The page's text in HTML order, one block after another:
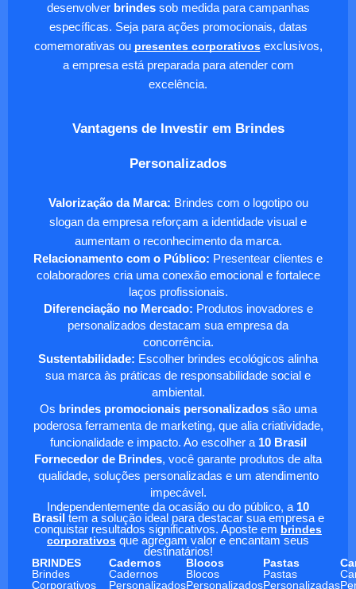
desenvolver brindessob medida para campanhas
específicas. Seja para ações promocionais, datas
comemorativas ou presentes corporativosexclusivos,
a empresa está preparada para atender com
excelência.
Vantagens de Investir em Brindes
Personalizados
Valorização da Marca: Brindes com o logotipo ou
slogan da empresa reforçam a identidade visual e
aumentam o reconhecimento da marca.
Relacionamento com o Público: Presentear clientes e
colaboradores cria uma conexão emocional e fortalece
laços profissionais.
Diferenciação no Mercado: Produtos inovadores e
personalizados destacam sua empresa da
concorrência.
Sustentabilidade: Escolher brindes ecológicos alinha
sua marca às práticas de responsabilidade social e
ambiental.
Os brindes promocionais personalizadossão uma
poderosa ferramenta de marketing, que alia criatividade,
funcionalidade e impacto. Ao escolher a 10 Brasil
Fornecedor de Brindes, você garante produtos de alta
qualidade, soluções personalizadas e um atendimento
impecável.
Independentemente da ocasião ou do público, a 10
Brasil tem a solução ideal para destacar sua empresa e
conquistar resultados significativos. Aposte em brindes
corporativos que agregam valor e encantam seus
destinatários!
BRINDES
Cadernos Blocos Pastas
Brindes
Corporativos
Cadernos
Personalizados
Blocos
Personalizados
Pastas
Personalizadas